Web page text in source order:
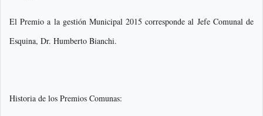
El Premio a la gestión Municipal 2015 corresponde al Jefe Comunal de
Esquina, Dr. Humberto Bianchi.
Historia de los Premios Comunas: